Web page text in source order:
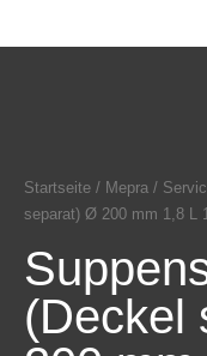
Startseite / Mepra /
separat) Ø 200 mm 1,8 L
(Deckel